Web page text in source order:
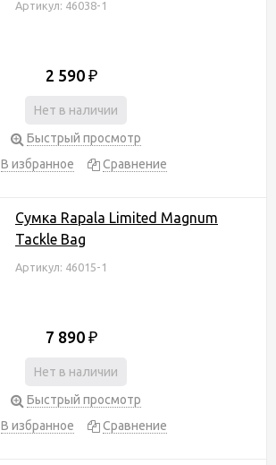
Артикул: 46038-1
2 590 ₽
Нет в наличии
Быстрый просмотр
В избранное
Сравнение
Сумка Rapala Limited Magnum
Tackle Bag
Артикул: 46015-1
7 890 ₽
Нет в наличии
Быстрый просмотр
В избранное
Сравнение